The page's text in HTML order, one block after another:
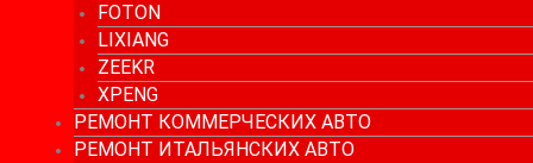
FOTON
LIXIANG
ZEEKR
XPENG
РЕМОНТ КОММЕРЧЕСКИХ АВТО
РЕМОНТ ИТАЛЬЯНСКИХ АВТО